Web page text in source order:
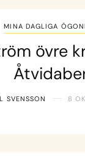
MINA DAGLIGA
övre
SVENSSON 8